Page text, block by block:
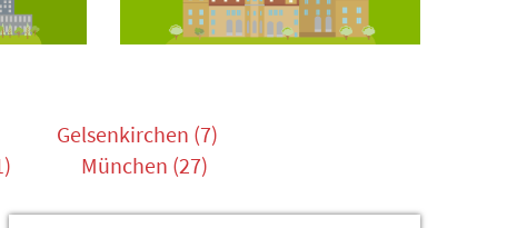
Gelsenkirchen (7)
München (27)